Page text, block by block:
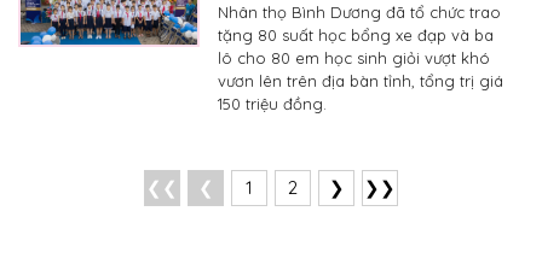
Nhân thọ Bình Dương đã tổ chức trao
tặng 80 suất học bổng xe đạp và ba
lô cho 80 em học sinh giỏi vượt khó
vươn lên trên địa bàn tỉnh, tổng trị giá
150 triệu đồng.
❮❮ ❮ 1 2 ❯ ❯❯